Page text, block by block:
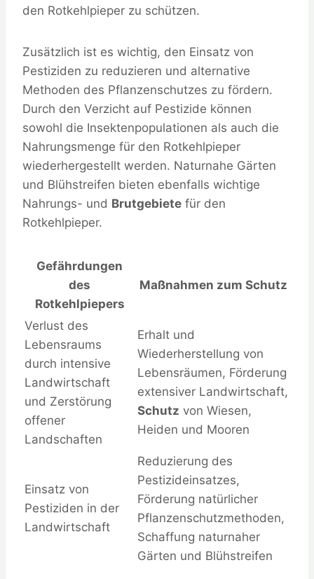
den Rotkehlpieper zu schützen.
Zusätzlich ist es wichtig, den Einsatz von
Pestiziden zu reduzieren und alternative
Methoden des Pflanzenschutzes zu fördern.
Durch den Verzicht auf Pestizide können
sowohl die Insektenpopulationen als auch die
Nahrungsmenge für den Rotkehlpieper
wiederhergestellt werden. Naturnahe Gärten
und Blühstreifen bieten ebenfalls wichtige
Nahrungs- und Brutgebiete für den
Rotkehlpieper.
Gefährdungen
des
Rotkehlpiepers
Maßnahmen zum Schutz
Verlust des
Lebensraums
durch intensive
Landwirtschaft
und Zerstörung
offener
Landschaften
Erhalt und
Wiederherstellung von
Lebensräumen, Förderung
extensiver Landwirtschaft,
Schutz von Wiesen,
Heiden und Mooren
Einsatz von
Pestiziden in der
Landwirtschaft
Reduzierung des
Pestizideinsatzes,
Förderung natürlicher
Pflanzenschutzmethoden,
Schaffung naturnaher
Gärten und Blühstreifen